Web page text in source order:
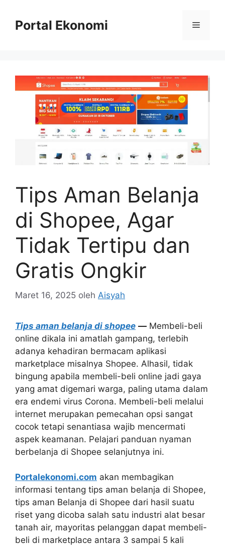
Portal Ekonomi Menu
Tips Aman Belanja
di Shopee, Agar
Tidak Tertipu dan
Gratis Ongkir
Maret 16, 2025 oleh Aisyah
Tips aman belanja di shopee — Membeli-beli
online dikala ini amatlah gampang, terlebih
adanya kehadiran bermacam aplikasi
marketplace misalnya Shopee. Alhasil, tidak
bingung apabila membeli-beli online jadi gaya
yang amat digemari warga, paling utama dalam
era endemi virus Corona. Membeli-beli melalui
internet merupakan pemecahan opsi sangat
cocok tetapi senantiasa wajib mencermati
aspek keamanan. Pelajari panduan nyaman
berbelanja di Shopee selanjutnya ini.
Portalekonomi.com akan membagikan
informasi tentang tips aman belanja di Shopee,
tips aman Belanja di Shopee dari hasil suatu
riset yang dicoba salah satu industri alat besar
tanah air, mayoritas pelanggan dapat membeli-
beli di marketplace antara 3 sampai 5 kali